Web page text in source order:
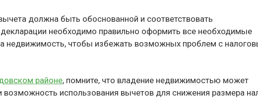
должна быть обоснованной и соответствовать
необходимо правильно оформить все необходимые
недвижимость, чтобы избежать возможных проблем с
районе, помните, что владение недвижимостью может
возможность использования вычетов для снижения размера